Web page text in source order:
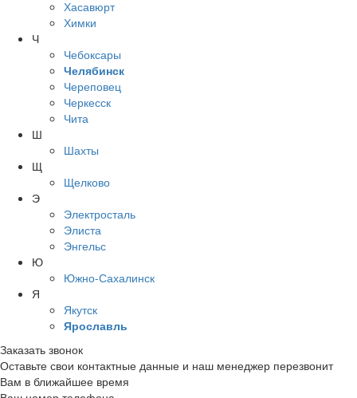
Хасавюрт
Химки
Ч
Чебоксары
Челябинск
Череповец
Черкесск
Чита
Ш
Шахты
Щ
Щелково
Э
Электросталь
Элиста
Энгельс
Ю
Южно-Сахалинск
Я
Якутск
Ярославль
Заказать звонок
Оставьте свои контактные данные и наш менеджер перезвонит
Вам в ближайшее время